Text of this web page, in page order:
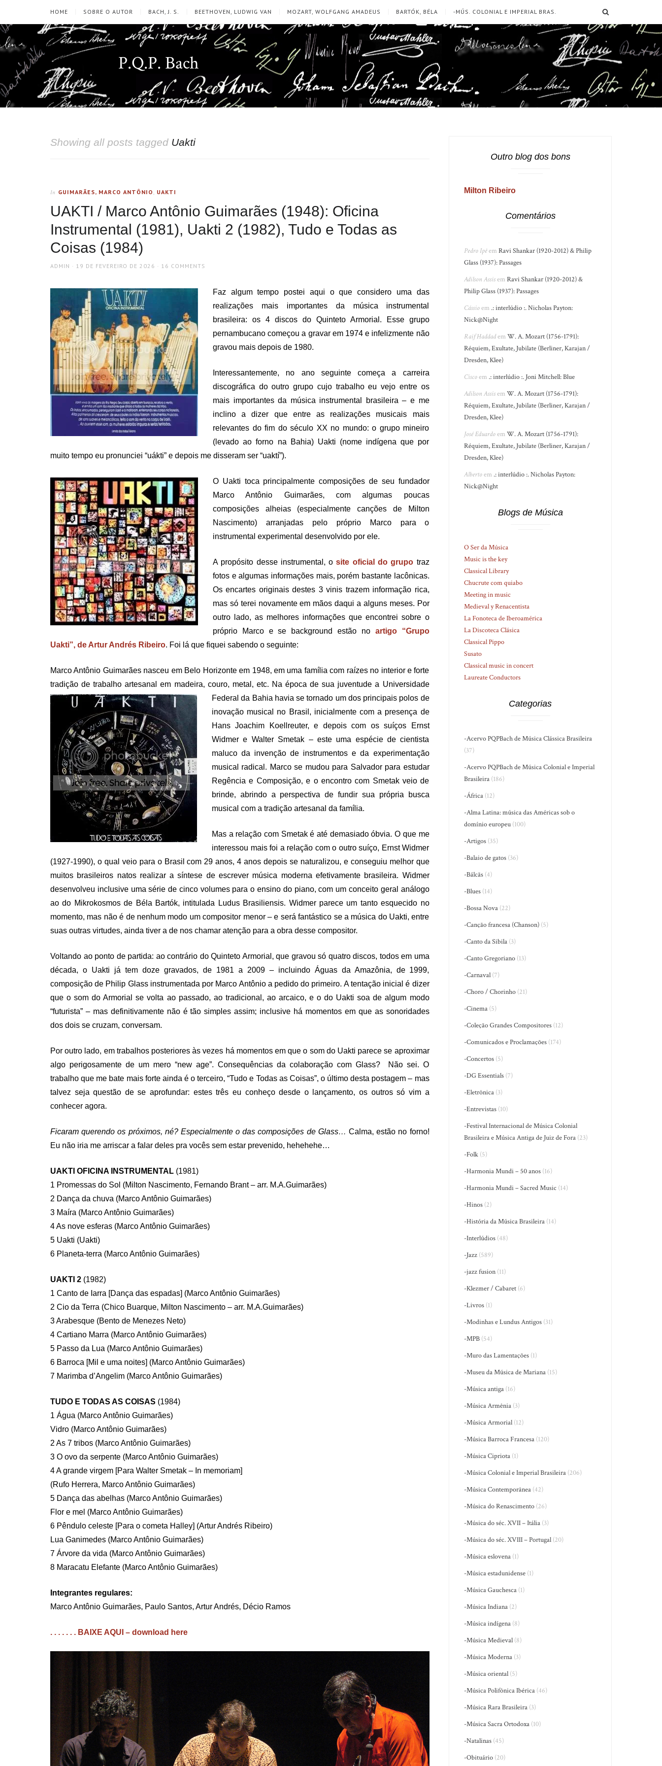
HOME SOBRE O AUTOR BACH, J. S. BEETHOVEN, LUDWIG VAN MOZART, WOLFGANG AMADEUS BARTÓK, BÉLA -MÚS. COLONIAL E IMPERIAL BRAS.
P.Q.P. Bach
Showing all posts tagged Uakti
In GUIMARÃES, MARCO ANTÔNIO UAKTI
UAKTI / Marco Antônio Guimarães (1948): Oficina
Instrumental (1981), Uakti 2 (1982), Tudo e Todas as
Coisas (1984)
AUTHOR
ADMIN
POSTED
19 DE FEVEREIRO DE 2026 16 COMMENTS
Faz algum tempo postei aqui o que considero uma das
realizações mais importantes da música instrumental
brasileira: os 4 discos do Quinteto Armorial. Esse grupo
pernambucano começou a gravar em 1974 e infelizmente não
gravou mais depois de 1980.
Interessantemente, no ano seguinte começa a carreira
discográfica do outro grupo cujo trabalho eu vejo entre os
mais importantes da música instrumental brasileira – e me
inclino a dizer que entre as realizações musicais mais
relevantes do fim do século XX no mundo: o grupo mineiro
(levado ao forno na Bahia) Uakti (nome indígena que por
muito tempo eu pronunciei “uákti” e depois me disseram ser “uaktí”).
O Uakti toca principalmente composições de seu fundador
Marco Antônio Guimarães, com algumas poucas
composições alheias (especialmente canções de Milton
Nascimento) arranjadas pelo próprio Marco para o
instrumental experimental desenvolvido por ele.
A propósito desse instrumental, osite oficial do grupo traz
fotos e algumas informações mais, porém bastante lacônicas.
Os encartes originais destes 3 vinis trazem informação rica,
mas só terei novamente em mãos daqui a alguns meses. Por
outro lado, as melhores informações que encontrei sobre o
próprio Marco e se background estão no artigo “Grupo
Uakti”, de Artur Andrés Ribeiro. Foi lá que fiquei sabendo o seguinte:
Marco Antônio Guimarães nasceu em Belo Horizonte em 1948, em uma família com raízes no interior e forte
tradição de trabalho artesanal em madeira, couro, metal, etc. Na época de sua juventude a Universidade
Federal da Bahia havia se tornado um dos principais polos de
inovação musical no Brasil, inicialmente com a presença de
Hans Joachim Koellreuter, e depois com os suíços Ernst
Widmer e Walter Smetak – este uma espécie de cientista
maluco da invenção de instrumentos e da experimentação
musical radical. Marco se mudou para Salvador para estudar
Regência e Composição, e o encontro com Smetak veio de
brinde, abrindo a perspectiva de fundir sua própria busca
musical com a tradição artesanal da família.
Mas a relação com Smetak é até demasiado óbvia. O que me
interessou mais foi a relação com o outro suíço, Ernst Widmer
(1927-1990), o qual veio para o Brasil com 29 anos, 4 anos depois se naturalizou, e conseguiu melhor que
muitos brasileiros natos realizar a síntese de escrever música moderna efetivamente brasileira. Widmer
desenvolveu inclusive uma série de cinco volumes para o ensino do piano, com um conceito geral análogo
ao do Mikrokosmos de Béla Bartók, intitulada Ludus Brasiliensis. Widmer parece um tanto esquecido no
momento, mas não é de nenhum modo um compositor menor – e será fantástico se a música do Uakti, entre
suas outras virtudes, ainda tiver a de nos chamar atenção para a obra desse compositor.
Voltando ao ponto de partida: ao contrário do Quinteto Armorial, que gravou só quatro discos, todos em uma
década, o Uakti já tem doze gravados, de 1981 a 2009 – incluindo Águas da Amazônia, de 1999,
composição de Philip Glass instrumentada por Marco Antônio a pedido do primeiro. A tentação inicial é dizer
que o som do Armorial se volta ao passado, ao tradicional, ao arcaico, e o do Uakti soa de algum modo
“futurista” – mas definitivamente não é tão simples assim; inclusive há momentos em que as sonoridades
dos dois se cruzam, conversam.
Por outro lado, em trabalhos posteriores às vezes há momentos em que o som do Uakti parece se aproximar
algo perigosamente de um mero “new age”. Consequências da colaboração com Glass? Não sei. O
trabalho que me bate mais forte ainda é o terceiro, “Tudo e Todas as Coisas”, o último desta postagem – mas
talvez seja questão de se aprofundar: estes três eu conheço desde o lançamento, os outros só vim a
conhecer agora.
Ficaram querendo os próximos, né? Especialmente o das composições de Glass… Calma, estão no forno!
Eu não iria me arriscar a falar deles pra vocês sem estar prevenido, hehehehe…
UAKTI OFICINA INSTRUMENTAL (1981)
1 Promessas do Sol (Milton Nascimento, Fernando Brant – arr. M.A.Guimarães)
2 Dança da chuva (Marco Antônio Guimarães)
3 Maíra (Marco Antônio Guimarães)
4 As nove esferas (Marco Antônio Guimarães)
5 Uakti (Uakti)
6 Planeta-terra (Marco Antônio Guimarães)
UAKTI 2 (1982)
1 Canto de Iarra [Dança das espadas] (Marco Antônio Guimarães)
2 Cio da Terra (Chico Buarque, Milton Nascimento – arr. M.A.Guimarães)
3 Arabesque (Bento de Menezes Neto)
4 Cartiano Marra (Marco Antônio Guimarães)
5 Passo da Lua (Marco Antônio Guimarães)
6 Barroca [Mil e uma noites] (Marco Antônio Guimarães)
7 Marimba d’Angelim (Marco Antônio Guimarães)
TUDO E TODAS AS COISAS (1984)
1 Água (Marco Antônio Guimarães)
Vidro (Marco Antônio Guimarães)
2 As 7 tribos (Marco Antônio Guimarães)
3 O ovo da serpente (Marco Antônio Guimarães)
4 A grande virgem [Para Walter Smetak – In memoriam]
(Rufo Herrera, Marco Antônio Guimarães)
5 Dança das abelhas (Marco Antônio Guimarães)
Flor e mel (Marco Antônio Guimarães)
6 Pêndulo celeste [Para o cometa Halley] (Artur Andrés Ribeiro)
Lua Ganimedes (Marco Antônio Guimarães)
7 Árvore da vida (Marco Antônio Guimarães)
8 Maracatu Elefante (Marco Antônio Guimarães)
Integrantes regulares:
Marco Antônio Guimarães, Paulo Santos, Artur Andrés, Décio Ramos
. . . . . . . BAIXE AQUI – download here
Outro blog dos bons
Milton Ribeiro
Comentários
Pedro IpêemRavi Shankar (1920-2012) & Philip
Glass (1937): Passages
Adilson AssisemRavi Shankar (1920-2012) &
Philip Glass (1937): Passages
Cássioem .: interlúdio :. Nicholas Payton:
Nick@Night
Raif HaddademW. A. Mozart (1756-1791):
Réquiem, Exultate, Jubilate (Berliner, Karajan /
Dresden, Klee)
Ciscoem .: interlúdio :. Joni Mitchell: Blue
Adilson AssisemW. A. Mozart (1756-1791):
Réquiem, Exultate, Jubilate (Berliner, Karajan /
Dresden, Klee)
José EduardoemW. A. Mozart (1756-1791):
Réquiem, Exultate, Jubilate (Berliner, Karajan /
Dresden, Klee)
Albertoem .: interlúdio :. Nicholas Payton:
Nick@Night
Blogs de Música
O Ser da Música
Music is the key
Classical Library
Chucrute com quiabo
Meeting in music
Medieval y Renacentista
La Fonoteca de Iberoamérica
La Discoteca Clásica
Classical Pippo
Susato
Classical music in concert
Laureate Conductors
Categorias
-Acervo PQPBach de Música Clássica Brasileira
(37)
-Acervo PQPBach de Música Colonial e Imperial
Brasileira (186)
-África (12)
-Alma Latina: música das Américas sob o
domínio europeu (100)
-Artigos (35)
-Balaio de gatos (36)
-Bálcãs (4)
-Blues (14)
-Bossa Nova (22)
-Canção francesa (Chanson) (5)
-Canto da Sibila (3)
-Canto Gregoriano (13)
-Carnaval (7)
-Choro / Chorinho (21)
-Cinema (5)
-Coleção Grandes Compositores (12)
-Comunicados e Proclamações (174)
-Concertos (5)
-DG Essentials (7)
-Eletrônica (3)
-Entrevistas (10)
-Festival Internacional de Música Colonial
Brasileira e Música Antiga de Juiz de Fora (23)
-Folk (5)
-Harmonia Mundi – 50 anos (16)
-Harmonia Mundi – Sacred Music (14)
-Hinos (2)
-História da Música Brasileira (14)
-Interlúdios (48)
-Jazz (589)
-jazz fusion (11)
-Klezmer / Cabaret (6)
-Livros (1)
-Modinhas e Lundus Antigos (31)
-MPB (54)
-Muro das Lamentações (1)
-Museu da Música de Mariana (15)
-Música antiga (16)
-Música Armênia (3)
-Música Armorial (12)
-Música Barroca Francesa (120)
-Música Cipriota (1)
-Música Colonial e Imperial Brasileira (206)
-Música Contemporânea (42)
-Música do Renascimento (26)
-Música do séc. XVII – Itália (3)
-Música do séc. XVIII – Portugal (20)
-Música eslovena (1)
-Música estadunidense (1)
-Música Gauchesca (1)
-Música Indiana (2)
-Música indígena (8)
-Música Medieval (8)
-Música Moderna (3)
-Música oriental (5)
-Música Polifônica Ibérica (46)
-Música Rara Brasileira (3)
-Música Sacra Ortodoxa (10)
-Natalinas (45)
-Obituário (20)